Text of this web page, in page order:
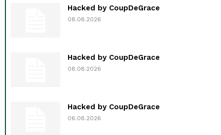
Hacked by CoupDeGrace
08.08.2026
Hacked by CoupDeGrace
08.08.2026
Hacked by CoupDeGrace
06.08.2026